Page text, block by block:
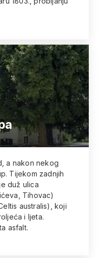
a nakon nekog
Tijekom zadnjih
duž ulica
Tihovac)
australis), koji
i ljeta.
asfalt.